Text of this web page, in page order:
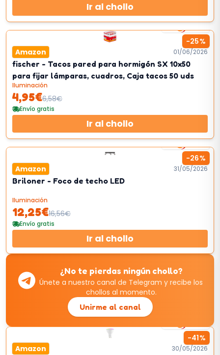
Ir al chollo
-25%
2km/h
Amazon 01/06/2026
fischer - Tacos pared para hormigón SX 10x50
para fijar lámparas, cuadros, Caja tacos 50 uds
Iluminación
4,95€6,58€
Envío gratis
Ir al chollo
-26%
2km/h
Amazon 31/05/2026
Briloner - Foco de techo LED
Iluminación
12,25€16,56€
Envío gratis
Ir al chollo
¿No te pierdas ningún chollo?
Únete a nuestro canal de Telegram y recibe los
chollos al momento.
Unirme al canal
-41%
Amazon 30/05/2026